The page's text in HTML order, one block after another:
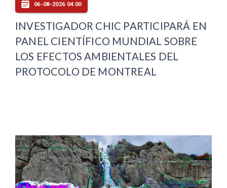
06-08-2026 04:00
INVESTIGADOR CHIC PARTICIPARÁ EN
PANEL CIENTÍFICO MUNDIAL SOBRE
LOS EFECTOS AMBIENTALES DEL
PROTOCOLO DE MONTREAL